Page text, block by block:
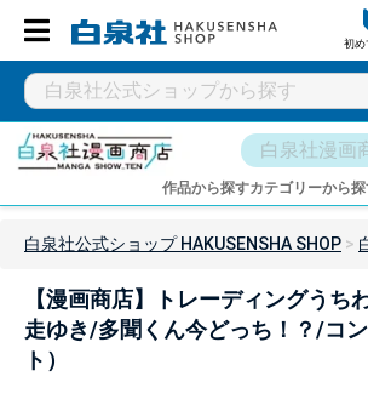
初め
作品から探すカテゴリーから
白泉社公式ショップ HAKUSENSHA SHOP
【漫画商店】トレーディングうち
走ゆき/多聞くん今どっち！？/コ
ト）